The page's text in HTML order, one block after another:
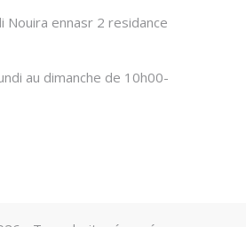
Nouira ennasr 2 residance
au dimanche de 10h00-